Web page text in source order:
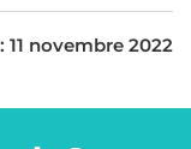
11 novembre 2022